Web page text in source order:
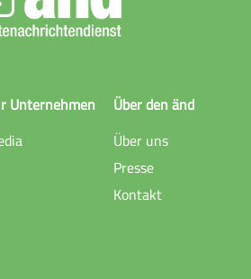
Unternehmen
Über den änd
Über uns
Presse
Kontakt